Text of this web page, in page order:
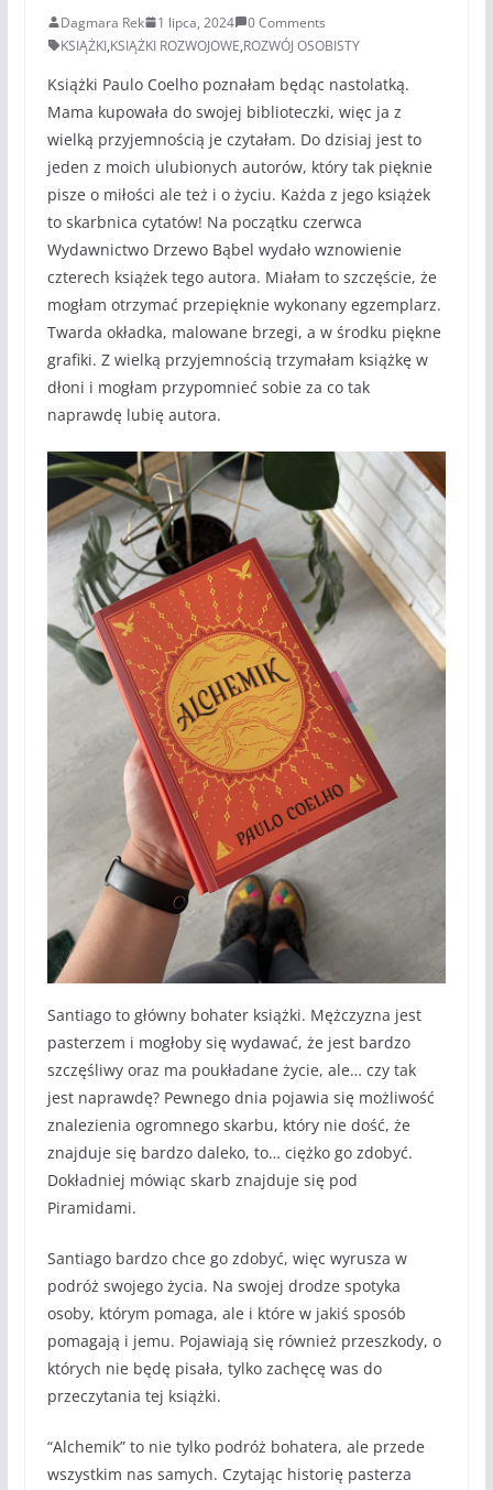
Dagmara Rek 1 lipca, 2024
0 Comments
KSIĄŻKI,KSIĄŻKI ROZWOJOWE,ROZWÓJ OSOBISTY
Książki Paulo Coelho poznałam będąc nastolatką.
Mama kupowała do swojej biblioteczki, więc ja z
wielką przyjemnością je czytałam. Do dzisiaj jest to
jeden z moich ulubionych autorów, który tak pięknie
pisze o miłości ale też i o życiu. Każda z jego książek
to skarbnica cytatów! Na początku czerwca
Wydawnictwo Drzewo Bąbel wydało wznowienie
czterech książek tego autora. Miałam to szczęście, że
mogłam otrzymać przepięknie wykonany egzemplarz.
Twarda okładka, malowane brzegi, a w środku piękne
grafiki. Z wielką przyjemnością trzymałam książkę w
dłoni i mogłam przypomnieć sobie za co tak
naprawdę lubię autora.
Santiago to główny bohater książki. Mężczyzna jest
pasterzem i mogłoby się wydawać, że jest bardzo
szczęśliwy oraz ma poukładane życie, ale… czy tak
jest naprawdę? Pewnego dnia pojawia się możliwość
znalezienia ogromnego skarbu, który nie dość, że
znajduje się bardzo daleko, to… ciężko go zdobyć.
Dokładniej mówiąc skarb znajduje się pod
Piramidami.
Santiago bardzo chce go zdobyć, więc wyrusza w
podróż swojego życia. Na swojej drodze spotyka
osoby, którym pomaga, ale i które w jakiś sposób
pomagają i jemu. Pojawiają się również przeszkody, o
których nie będę pisała, tylko zachęcę was do
przeczytania tej książki.
“Alchemik” to nie tylko podróż bohatera, ale przede
wszystkim nas samych. Czytając historię pasterza